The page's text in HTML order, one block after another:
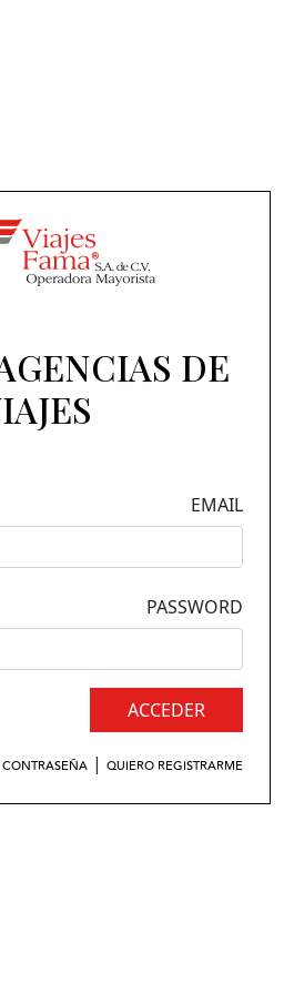
DE
EMAIL
PASSWORD
ACCEDER
| QUIERO REGISTRARME